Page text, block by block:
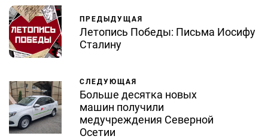
ПРЕДЫДУЩАЯ
Летопись Победы: Письма Иосифу
Сталину
СЛЕДУЮЩАЯ
Больше десятка новых
машин получили
медучреждения Северной
Осетии